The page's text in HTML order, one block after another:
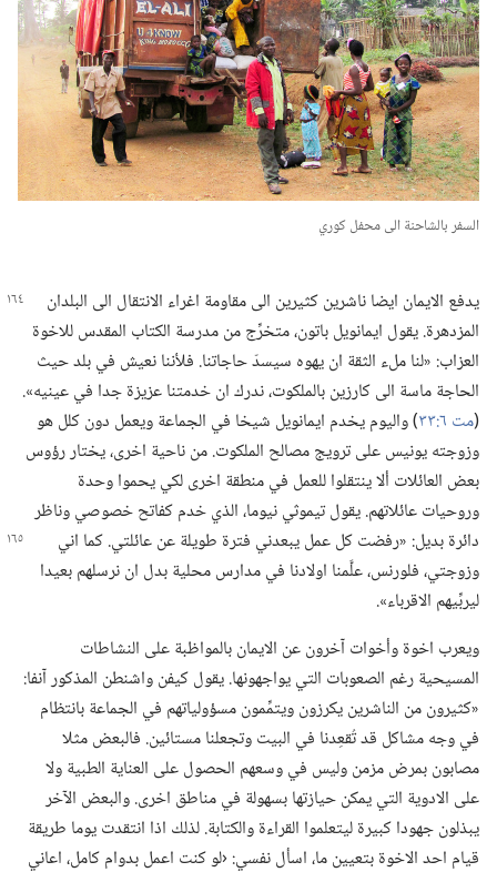
السفر بالشاحنة الى محفل كوري
يدفع الايمان ايضا ناشرين كثيرين الى مقاومة اغراء الانتقال الى البلدان
المزدهرة.‏ يقول ايمانويل باتون،‏ متخرِّج من مدرسة الكتاب المقدس للاخوة
العزاب:‏ «لنا ملء الثقة ان يهوه سيسدّ حاجاتنا.‏ فلأننا نعيش في بلد حيث
الحاجة ماسة الى كارزين بالملكوت،‏ ندرك ان خدمتنا عزيزة جدا في عينيه».‏
(‏مت ٦:‏٣٣
‏)‏ واليوم يخدم ايمانويل شيخا في الجماعة ويعمل دون كلل هو
وزوجته يونيس على ترويج مصالح الملكوت.‏ من ناحية اخرى،‏ يختار رؤوس
بعض العائلات ألا ينتقلوا للعمل في منطقة اخرى لكي يحموا وحدة
وروحيات عائلاتهم.‏ يقول تيموثي نيوما،‏ الذي خدم كفاتح خصوصي وناظر
دائرة بديل:‏ «رفضت كل عمل يبعدني فترة طويلة عن عائلتي.‏ كما اني
وزوجتي،‏ فلورنس،‏ علَّمنا اولادنا في مدارس محلية بدل ان نرسلهم بعيدا
ليربِّيهم الاقرباء».‏
ويعرب اخوة وأخوات آخرون عن الايمان بالمواظبة على النشاطات
المسيحية رغم الصعوبات التي يواجهونها.‏ يقول كيفن واشنطن المذكور آنفا:‏
«كثيرون من الناشرين يكرزون ويتمِّمون مسؤولياتهم في الجماعة بانتظام
في وجه مشاكل قد تُقعِدنا في البيت وتجعلنا مستائين.‏ فالبعض مثلا
مصابون بمرض مزمن وليس في وسعهم الحصول على العناية الطبية ولا
على الادوية التي يمكن حيازتها بسهولة في مناطق اخرى.‏ والبعض الآخر
يبذلون جهودا كبيرة ليتعلموا القراءة والكتابة.‏ لذلك اذا انتقدت يوما طريقة
قيام احد الاخوة بتعيين ما،‏ اسأل نفسي:‏ ‹لو كنت اعمل بدوام كامل،‏ اعاني